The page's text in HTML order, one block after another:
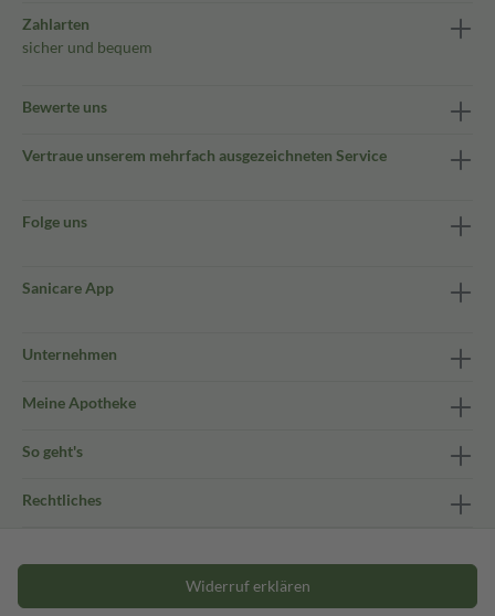
Zahlarten
sicher und bequem
Bewerte uns
Vertraue unserem mehrfach ausgezeichneten Service
Folge uns
Sanicare App
Unternehmen
Meine Apotheke
So geht's
Rechtliches
Widerruf erklären